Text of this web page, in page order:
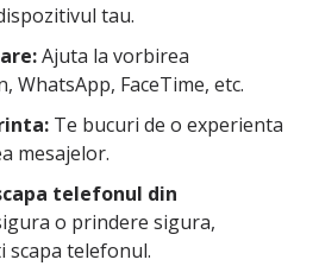
tau.
Ajuta la vorbirea
WhatsApp, FaceTime, etc.
Te bucuri de o experienta
mesajelor.
telefonul din
o prindere sigura,
scapa telefonul.